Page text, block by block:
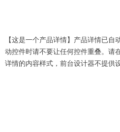
【这是一个产品详情】产品详情已
动控件时请不要让任何控件重叠。请
详情的内容样式，前台设计器不提供设